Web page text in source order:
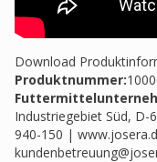
Download
Produktnummer:
Industriegebiet Süd, D-
940-150 |